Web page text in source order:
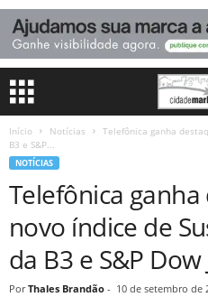
Início Notícias
Telefônica ganha
B3 e S&P...
NOTÍCIAS
Telefônica
novo índice de
da B3 e S&P Dow
Por Thales Brandão - 10 de setembro de